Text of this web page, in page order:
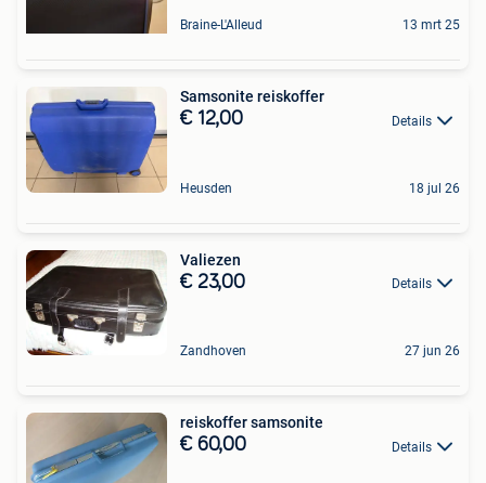
Braine-L'Alleud 13 mrt 25
Samsonite reiskoffer
€ 12,00 Details
Heusden 18 jul 26
Valiezen
€ 23,00 Details
Zandhoven 27 jun 26
reiskoffer samsonite
€ 60,00 Details